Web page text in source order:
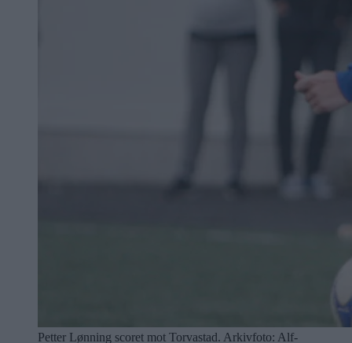
Petter Lønning scoret mot Torvastad. Arkivfoto: Alf-